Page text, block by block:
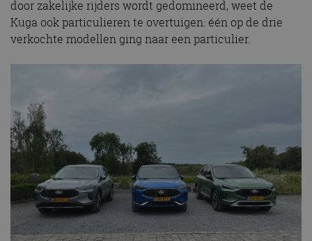
door zakelijke rijders wordt gedomineerd, weet de
Kuga ook particulieren te overtuigen: één op de drie
verkochte modellen ging naar een particulier.